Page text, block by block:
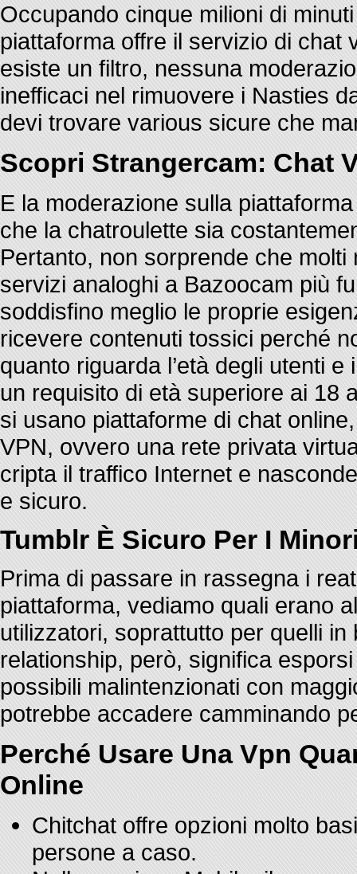
Occupando cinque milioni di
piattaforma offre il servizio di chat
esiste un filtro, nessuna
inefficaci nel rimuovere i Nasties
devi trovare various sicure che
Scopri Strangercam: Chat
E la moderazione sulla
che la chatroulette sia
Pertanto, non sorprende che
servizi analoghi a Bazoocam più
soddisfino meglio le proprie
ricevere contenuti tossici perché
quanto riguarda l’età degli utenti
un requisito di età superiore ai 18
si usano piattaforme di chat
VPN, ovvero una rete privata
cripta il traffico Internet e
e sicuro.
Tumblr È Sicuro Per I
Prima di passare in rassegna i
piattaforma, vediamo quali erano
utilizzatori, soprattutto per quelli in
relationship, però, significa
possibili malintenzionati con
potrebbe accadere camminando
Perché Usare Una Vpn
Online
Chitchat offre opzioni molto
persone a caso.